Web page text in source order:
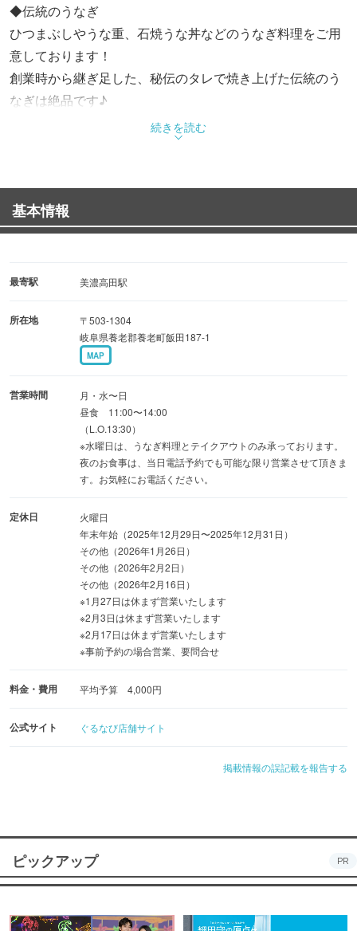
◆伝統のうなぎ
ひつまぶしやうな重、石焼うな丼などのうなぎ料理をご用
意しております！
創業時から継ぎ足した、秘伝のタレで焼き上げた伝統のう
なぎは絶品です♪
肝がお好きな方には、肝焼きもご用意がございます。
当店は、旬の食材を使った創作和食を定食仕立てで提供し
ております。
事前予約が必要となりますが、おすすめ会席もご用意がご
当日の季節の料理内容については、お問い合わせくださ
◆レトロな暖簾が印象的なお店
しずく音が流れる落ち着いた空間にて、ゆったりとお食事
をお楽しみください。
パーテーション代わりの帯かけも、華やかな雰囲気を演出
して好評でございます。
当店こだわりの料理・空間にて、特別なひと時をお過ごし
続きを読む
基本情報
最寄駅 美濃高田駅
所在地
〒503-1304
岐阜県養老郡養老町飯田187-1
MAP
営業時間
月・水〜日
昼食 11:00〜14:00
（L.O.13:30）
※水曜日は、うなぎ料理とテイクアウトのみ承っております。
夜のお食事は、当日電話予約でも可能な限り営業させて頂きま
す。お気軽にお電話ください。
定休日
火曜日
年末年始（2025年12月29日〜2025年12月31日）
その他（2026年1月26日）
その他（2026年2月2日）
その他（2026年2月16日）
※1月27日は休まず営業いたします
※2月3日は休まず営業いたします
※2月17日は休まず営業いたします
※事前予約の場合営業、要問合せ
料金・費用 平均予算 4,000円
公式サイト ぐるなび店舗サイト
掲載情報の誤記載を報告する
ピックアップ PR